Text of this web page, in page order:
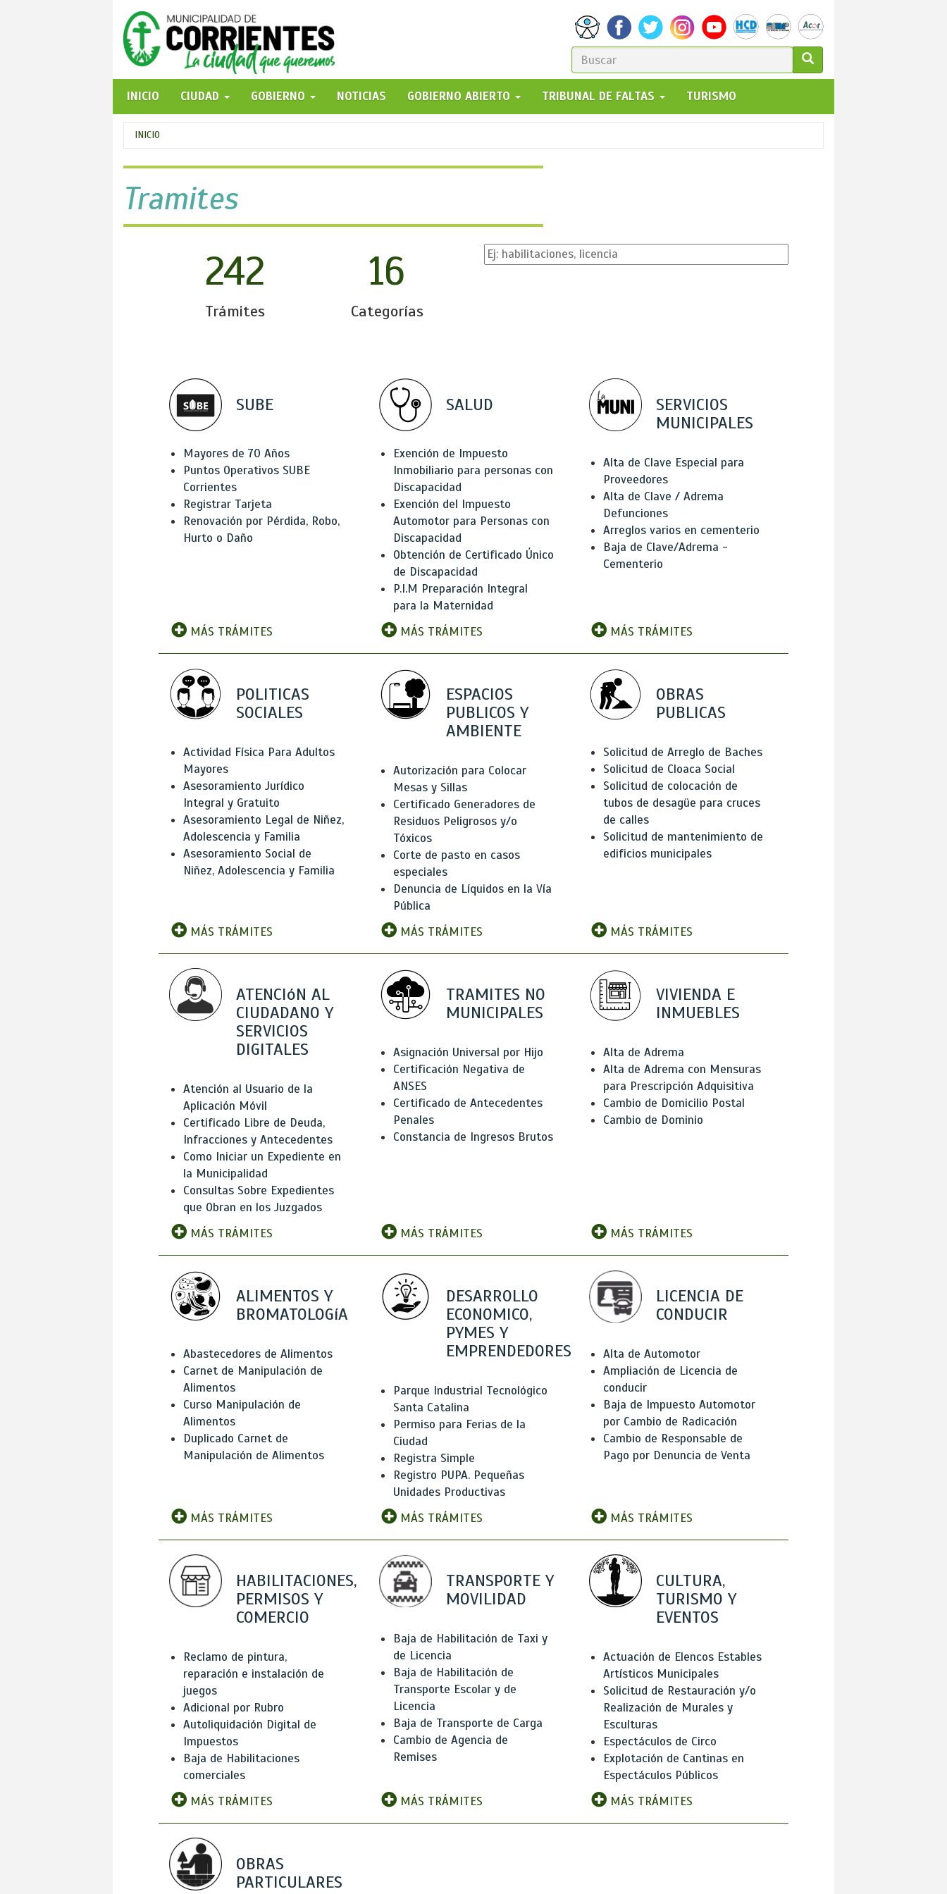
FORMULARIO
DE
BÚSQUEDA
GO!
INICIO
CIUDAD GOBIERNO NOTICIAS GOBIERNO ABIERTO TRIBUNAL DE FALTAS TURISMO
Se
encuentra
usted
aquí
INICIO
Tramites
242
Trámites
16
Categorías
SUBE
Mayores de 70 Años
Puntos Operativos SUBE
Corrientes
Registrar Tarjeta
Renovación por Pérdida, Robo,
Hurto o Daño
MÁS TRÁMITES
SALUD
Exención de Impuesto
Inmobiliario para personas con
Discapacidad
Exención del Impuesto
Automotor para Personas con
Discapacidad
Obtención de Certificado Único
de Discapacidad
P.I.M Preparación Integral
para la Maternidad
MÁS TRÁMITES
SERVICIOS
MUNICIPALES
Alta de Clave Especial para
Proveedores
Alta de Clave / Adrema
Defunciones
Arreglos varios en cementerio
Baja de Clave/Adrema -
Cementerio
MÁS TRÁMITES
POLITICAS
SOCIALES
Actividad Física Para Adultos
Mayores
Asesoramiento Jurídico
Integral y Gratuito
Asesoramiento Legal de Niñez,
Adolescencia y Familia
Asesoramiento Social de
Niñez, Adolescencia y Familia
MÁS TRÁMITES
ESPACIOS
PUBLICOS Y
AMBIENTE
Autorización para Colocar
Mesas y Sillas
Certificado Generadores de
Residuos Peligrosos y/o
Tóxicos
Corte de pasto en casos
especiales
Denuncia de Líquidos en la Vía
Pública
MÁS TRÁMITES
OBRAS
PUBLICAS
Solicitud de Arreglo de Baches
Solicitud de Cloaca Social
Solicitud de colocación de
tubos de desagüe para cruces
de calles
Solicitud de mantenimiento de
edificios municipales
MÁS TRÁMITES
ATENCIóN AL
CIUDADANO Y
SERVICIOS
DIGITALES
Atención al Usuario de la
Aplicación Móvil
Certificado Libre de Deuda,
Infracciones y Antecedentes
Como Iniciar un Expediente en
la Municipalidad
Consultas Sobre Expedientes
que Obran en los Juzgados
MÁS TRÁMITES
TRAMITES NO
MUNICIPALES
Asignación Universal por Hijo
Certificación Negativa de
ANSES
Certificado de Antecedentes
Penales
Constancia de Ingresos Brutos
MÁS TRÁMITES
VIVIENDA E
INMUEBLES
Alta de Adrema
Alta de Adrema con Mensuras
para Prescripción Adquisitiva
Cambio de Domicilio Postal
Cambio de Dominio
MÁS TRÁMITES
ALIMENTOS Y
BROMATOLOGíA
Abastecedores de Alimentos
Carnet de Manipulación de
Alimentos
Curso Manipulación de
Alimentos
Duplicado Carnet de
Manipulación de Alimentos
MÁS TRÁMITES
DESARROLLO
ECONOMICO,
PYMES Y
EMPRENDEDORES
Parque Industrial Tecnológico
Santa Catalina
Permiso para Ferias de la
Ciudad
Registra Simple
Registro PUPA. Pequeñas
Unidades Productivas
MÁS TRÁMITES
LICENCIA DE
CONDUCIR
Alta de Automotor
Ampliación de Licencia de
conducir
Baja de Impuesto Automotor
por Cambio de Radicación
Cambio de Responsable de
Pago por Denuncia de Venta
MÁS TRÁMITES
HABILITACIONES,
PERMISOS Y
COMERCIO
Reclamo de pintura,
reparación e instalación de
juegos
Adicional por Rubro
Autoliquidación Digital de
Impuestos
Baja de Habilitaciones
comerciales
MÁS TRÁMITES
TRANSPORTE Y
MOVILIDAD
Baja de Habilitación de Taxi y
de Licencia
Baja de Habilitación de
Transporte Escolar y de
Licencia
Baja de Transporte de Carga
Cambio de Agencia de
Remises
MÁS TRÁMITES
CULTURA,
TURISMO Y
EVENTOS
Actuación de Elencos Estables
Artísticos Municipales
Solicitud de Restauración y/o
Realización de Murales y
Esculturas
Espectáculos de Circo
Explotación de Cantinas en
Espectáculos Públicos
MÁS TRÁMITES
OBRAS
PARTICULARES